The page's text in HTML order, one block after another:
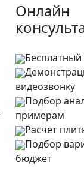
Онлайн
Бесплатный
видеозвонку
Подбор
примерам
Расчет
Подбор
бюджет